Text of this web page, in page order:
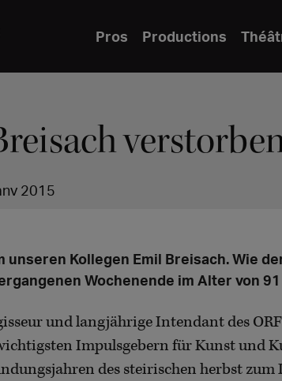
Pros Productions
2015
unseren Kollegen Emil Breisach. Wie
Wochenende im Alter von
und langjährige Intendant des
Impulsgebern für Kunst und
des steirischen herbst zum